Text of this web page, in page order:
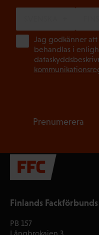
Finlands
PB 157
Jag godkänner
behandlas i
Prenumerera